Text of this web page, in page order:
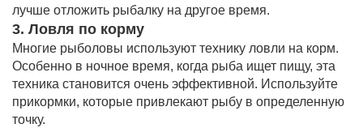
лучше отложить рыбалку на другое время.
3. Ловля по корму
Многие рыболовы используют технику ловли на корм.
Особенно в ночное время, когда рыба ищет пищу, эта
техника становится очень эффективной. Используйте
прикормки, которые привлекают рыбу в определенную
точку.